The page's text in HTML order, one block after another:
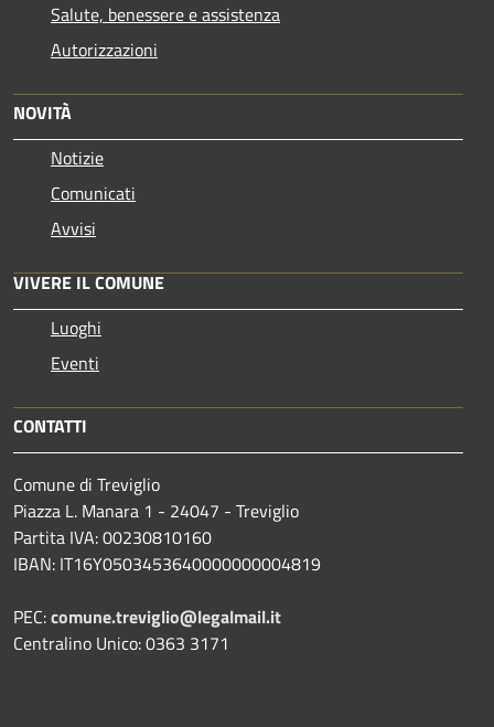
Salute, benessere e assistenza
Autorizzazioni
NOVITÀ
Notizie
Comunicati
Avvisi
VIVERE IL COMUNE
Luoghi
Eventi
CONTATTI
Comune di Treviglio
Piazza L. Manara 1 - 24047 - Treviglio
Partita IVA: 00230810160
IBAN: IT16Y0503453640000000004819
PEC:comune.treviglio@legalmail.it
Centralino Unico: 0363 3171